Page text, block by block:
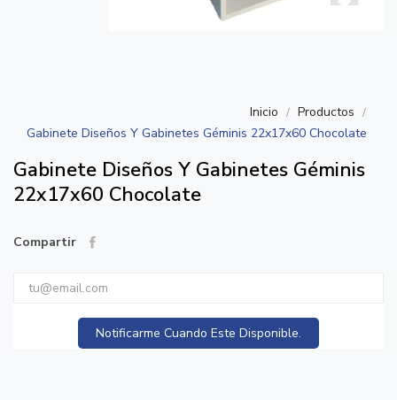
Inicio
Productos
Gabinete Diseños Y Gabinetes Géminis 22x17x60 Chocolate
Gabinete Diseños Y Gabinetes Géminis
22x17x60 Chocolate
Compartir
Notificarme Cuando Este Disponible.